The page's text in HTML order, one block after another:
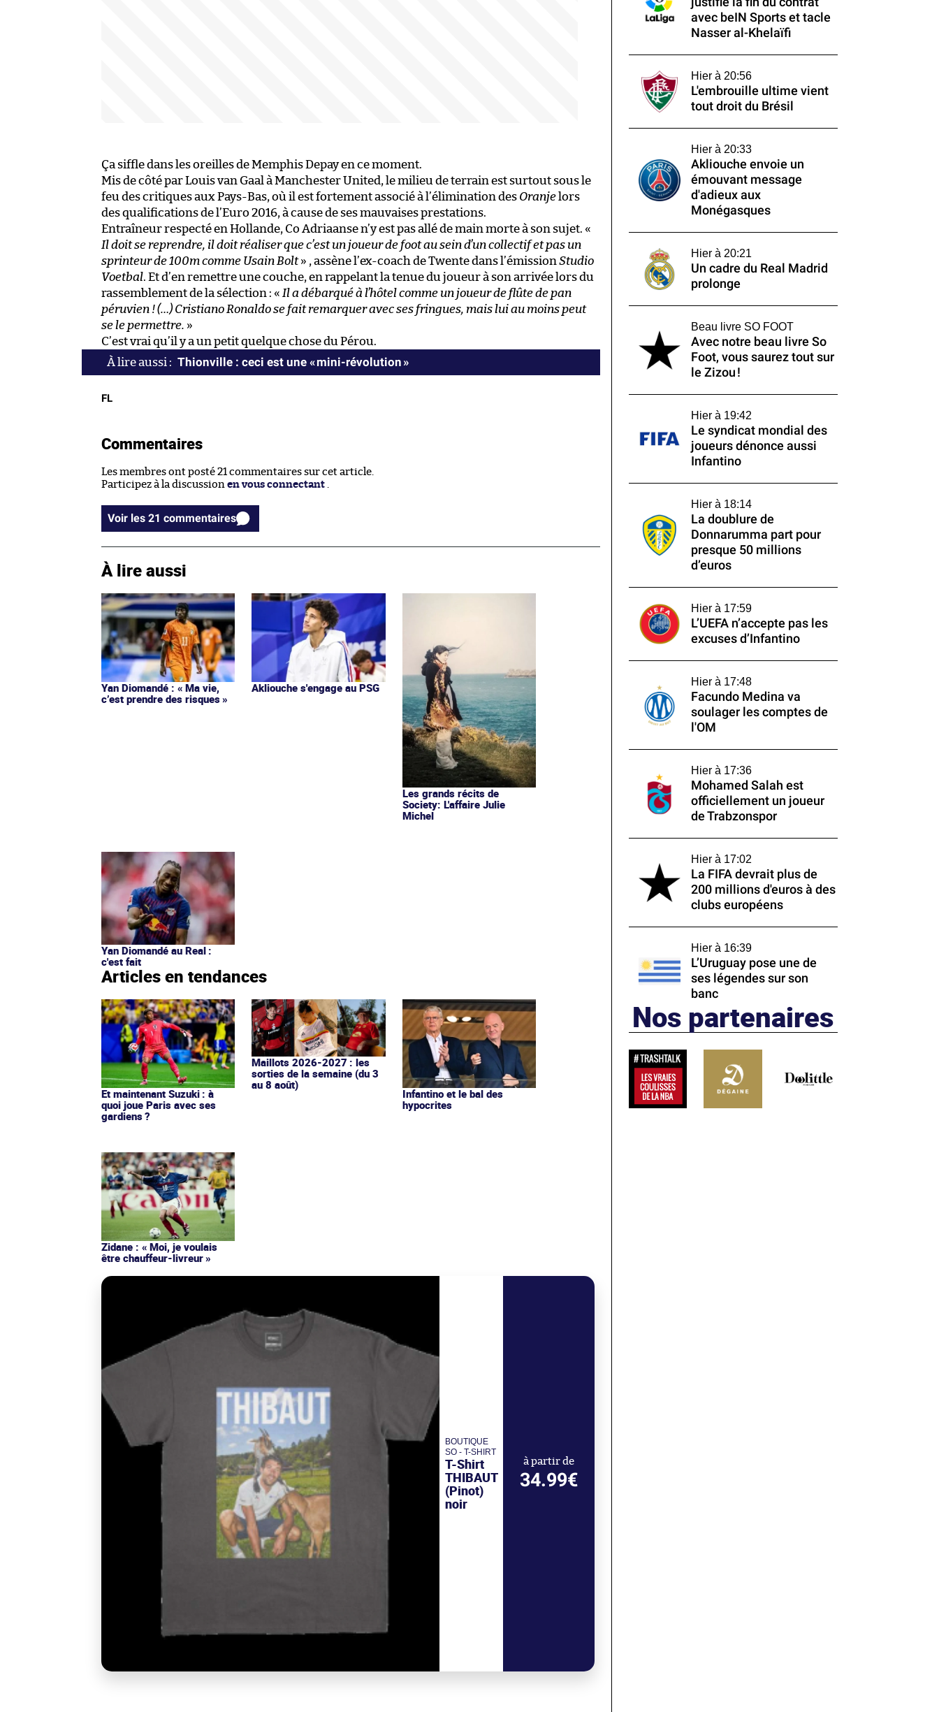
Ça siffle dans les oreilles de Memphis Depay en ce moment.
Mis de côté par Louis van Gaal à Manchester United, le milieu de terrain est surtout sous le
feu des critiques aux Pays-Bas, où il est fortement associé à l’élimination des Oranje lors
des qualifications de l’Euro 2016, à cause de ses mauvaises prestations.
Entraîneur respecté en Hollande, Co Adriaanse n’y est pas allé de main morte à son sujet. «
Il doit se reprendre, il doit réaliser que c’est un joueur de foot au sein d’un collectif et pas un
sprinteur de 100m comme Usain Bolt» , assène l’ex-coach de Twente dans l’émission Studio
Voetbal. Et d’en remettre une couche, en rappelant la tenue du joueur à son arrivée lors du
rassemblement de la sélection : « Il a débarqué à l’hôtel comme un joueur de flûte de pan
péruvien ! (…) Cristiano Ronaldo se fait remarquer avec ses fringues, mais lui au moins peut
se le permettre. »
C’est vrai qu’il y a un petit quelque chose du Pérou.
Thionville : ceci est une « mini-révolution »
FL
Commentaires
Les membres ont posté 21 commentaires sur cet article.
Participez à la discussion en vous connectant
Voir les 21 commentaires
À lire aussi
Yan Diomandé : « Ma vie,
c’est prendre des risques »
Akliouche s'engage au PSG
Les grands récits de
Society: L'affaire Julie
Michel
Yan Diomandé au Real :
c'est fait
Articles en tendances
Et maintenant Suzuki : à
quoi joue Paris avec ses
gardiens ?
Maillots 2026-2027 : les
sorties de la semaine (du 3
au 8 août)
Infantino et le bal des
hypocrites
Zidane : « Moi, je voulais
être chauffeur-livreur »
BOUTIQUE
SO - T-SHIRT
T-Shirt
THIBAUT
(Pinot)
noir
à partir de
34.99€
avec beIN Sports et tacle
Nasser al-Khelaïfi
Hier à 20:56
L'embrouille ultime vient
tout droit du Brésil
Hier à 20:33
Akliouche envoie un
émouvant message
d'adieux aux
Monégasques
Hier à 20:21
Un cadre du Real Madrid
prolonge
Beau livre SO FOOT
Avec notre beau livre So
Foot, vous saurez tout sur
le Zizou !
Hier à 19:42
Le syndicat mondial des
joueurs dénonce aussi
Infantino
Hier à 18:14
La doublure de
Donnarumma part pour
presque 50 millions
d’euros
Hier à 17:59
L’UEFA n’accepte pas les
excuses d’Infantino
Hier à 17:48
Facundo Medina va
soulager les comptes de
l'OM
Hier à 17:36
Mohamed Salah est
officiellement un joueur
de Trabzonspor
Hier à 17:02
La FIFA devrait plus de
200 millions d'euros à des
clubs européens
Hier à 16:39
L’Uruguay pose une de
ses légendes sur son
banc
Nos partenaires